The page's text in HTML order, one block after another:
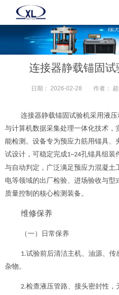
连接器静载锚固
日期： 2026-02-28 作者：
连接器静载锚固试验机采用液
与计算机数据采集处理一体化技术，
能检测。设备专为预应力筋用锚具、
试设计，可稳定完成1~24孔锚具组装
与自动判定，广泛满足预应力混凝土
电等领域的出厂检验、进场验收与
质量控制的核心检测装备。
维修保养
（一）日常保养
1.试验前后清洁主机、油源、
杂物。
2.检查液压管路、接头密封性，